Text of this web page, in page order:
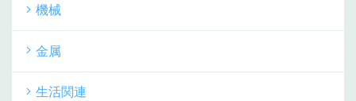
機械
金属
生活関連